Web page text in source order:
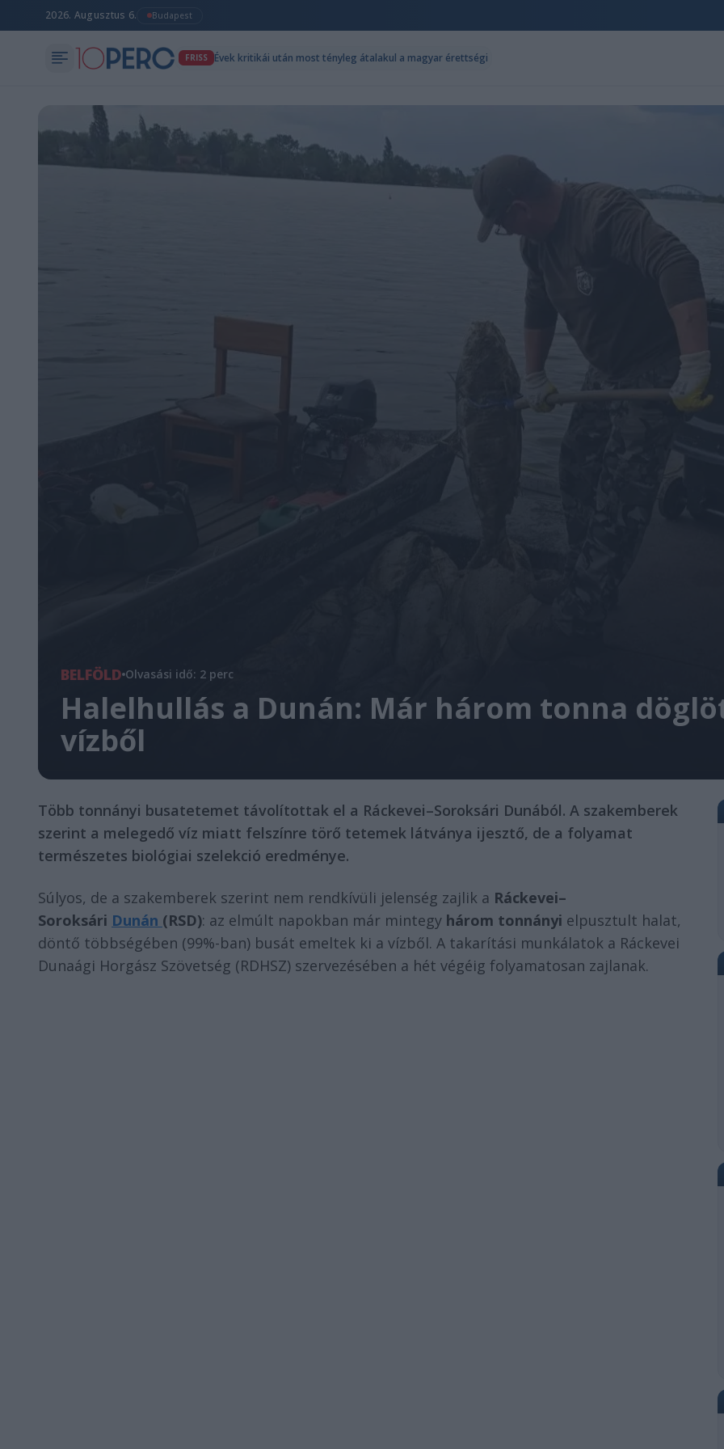
2026. Augusztus 6. Budapest
FRISS Évek kritikái után most tényleg átalakul a magyar érettségi
BELFÖLD Olvasási idő: 2 perc
Halelhullás a Dunán: Már három tonna
vízből
Több tonnányi busatetemet távolítottak el a Ráckevei–Soroksári Dunából. A szakemberek
szerint a melegedő víz miatt felszínre törő tetemek látványa ijesztő, de a folyamat
természetes biológiai szelekció eredménye.
Súlyos, de a szakemberek szerint nem rendkívüli jelenség zajlik a Ráckevei–
Soroksári Dunán (RSD): az elmúlt napokban már mintegy három tonnányi elpusztult halat,
döntő többségében (99%-ban) busát emeltek ki a vízből. A takarítási munkálatok a Ráckevei
Dunaági Horgász Szövetség (RDHSZ) szervezésében a hét végéig folyamatosan zajlanak.